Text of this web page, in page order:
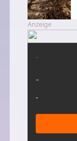
Anzeige
-
-
-